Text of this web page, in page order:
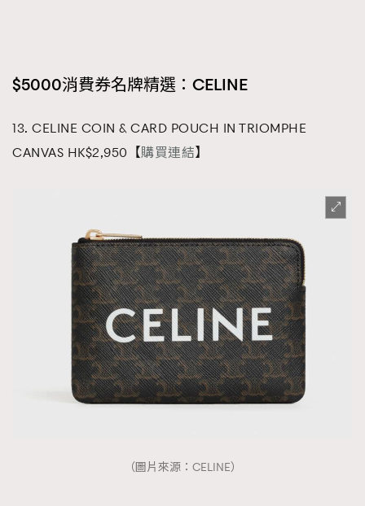
$5000消費券名牌精選： CELINE
13. CELINE COIN & CARD POUCH IN TRIOMPHE
CANVAS HK$2,950【購買連結】
（圖片來源：CELINE）